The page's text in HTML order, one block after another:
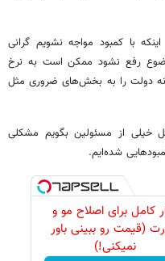
با کمبود مواجه نشویم گرانی
رفع نشود ممکن است به نرخ
دولت را به بخش‌های ضروری مثل
از مسئولین بگویم مشکلی
شده‌ایم.
کامل برای اصلاح مو و
(قیمت رو ببینی باور
نمیکنی!)